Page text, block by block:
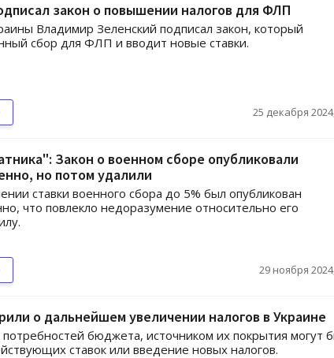
закон о повышении налогов для ФЛП
Владимир Зеленский подписал закон, который
сбор для ФЛП и вводит новые ставки.
25 декабря
Закон о военном сборе опубликовали
но потом удалили
ставки военного сбора до 5% был опубликован
что повлекло недоразумение относительно его
29 ноября
о дальнейшем увеличении налогов в Украине
потребностей бюджета, источником их покрытия могут
ставок или введение новых налогов.